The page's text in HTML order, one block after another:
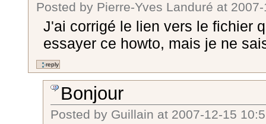
Posted by Pierre-Yves Landuré at2007-
J'ai corrigé le lien vers le fichier
essayer ce howto, mais je ne
Bonjour
Posted by Guillain at2007-12-15